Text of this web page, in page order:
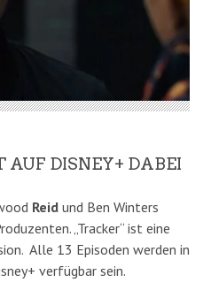
AUF DISNEY+ DABEI
Reid und Ben Winters
„Tracker“ ist eine
Alle 13 Episoden werden in
verfügbar sein.